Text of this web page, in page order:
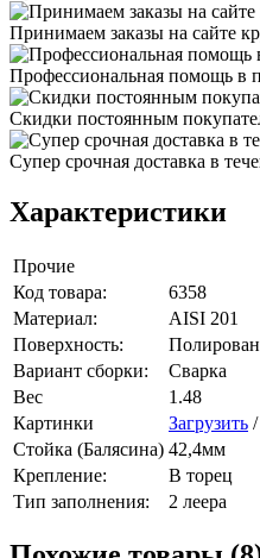
Принимаем заказы на сайте
Профессиональная помощь в
Скидки постоянным
Супер срочная доставка в
Характеристики
Прочие
Код товара:
6358
Материал:
AISI 201
Поверхность:
Вариант сборки:
Сварка
Вес
1.48
Картинки
Загрузить /
Стойка (Балясина) 42,4мм
Крепление:
В торец
Тип заполнения:
2 леера